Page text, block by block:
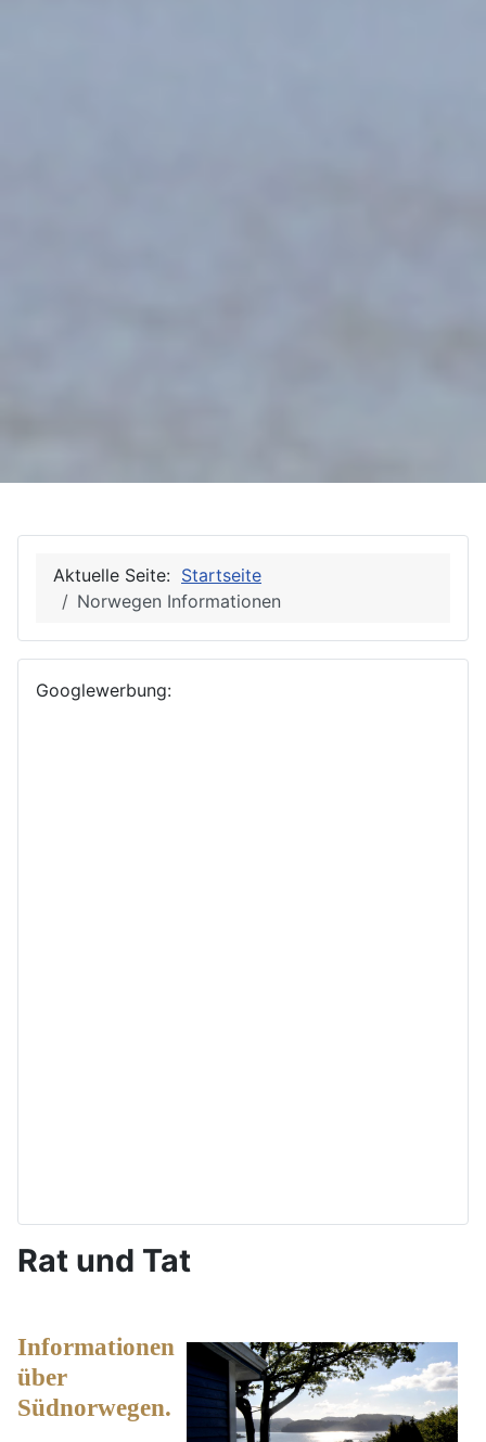
Aktuelle Seite: Startseite
Norwegen Informationen
Googlewerbung:
Rat und Tat
Informationen
über
Südnorwegen.